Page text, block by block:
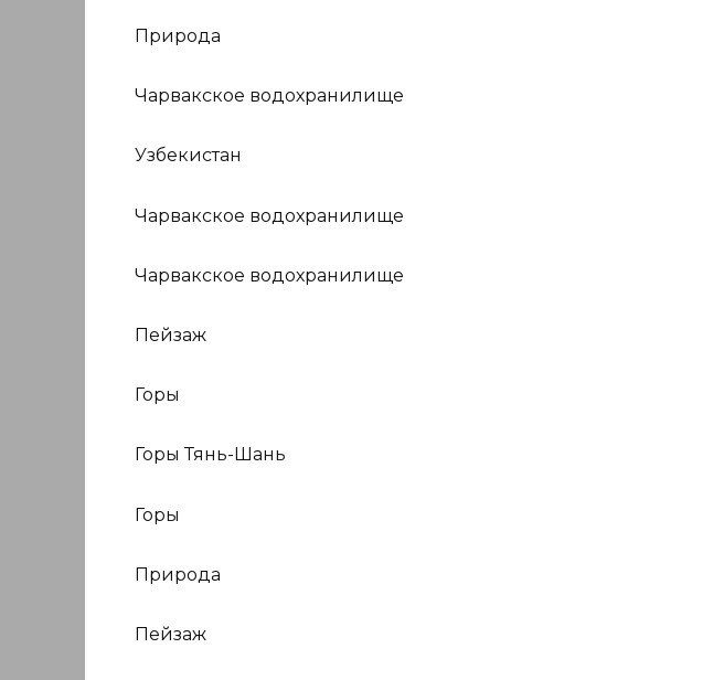
Природа
Чарвакское водохранилище
Узбекистан
Чарвакское водохранилище
Чарвакское водохранилище
Пейзаж
Горы
Горы Тянь-Шань
Горы
Природа
Пейзаж